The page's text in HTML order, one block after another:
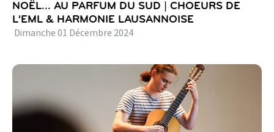
NOËL... AU PARFUM DU SUD | CHOEURS DE
L'EML & HARMONIE LAUSANNOISE
Dimanche 01 Décembre 2024